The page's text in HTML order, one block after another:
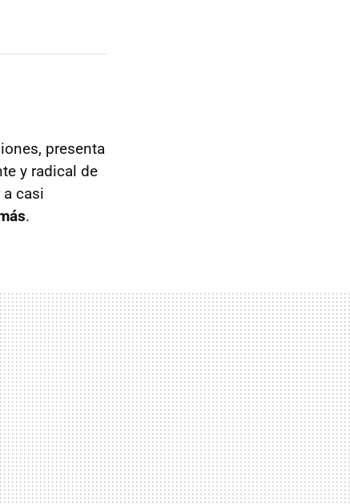
presenta
y radical de
casi
.